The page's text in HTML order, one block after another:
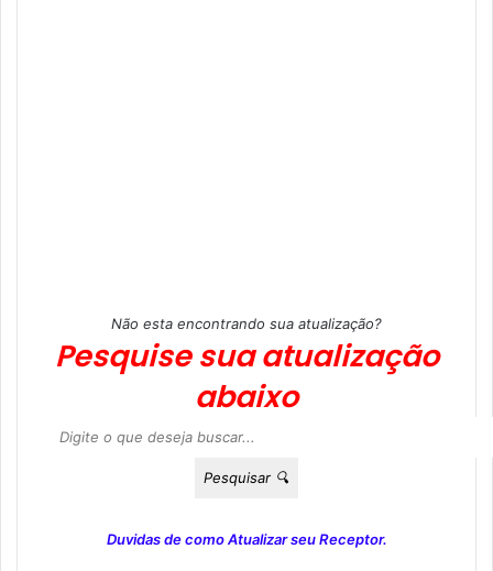
Não esta encontrando sua atualização?
Pesquise sua atualização
abaixo
Pesquisar 🔍
Duvidas de como Atualizar seu Receptor.